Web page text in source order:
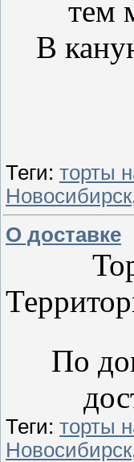
тем
В
Теги: торты
Новосибирск
О доставке
По
Теги: торты
Новосибирск